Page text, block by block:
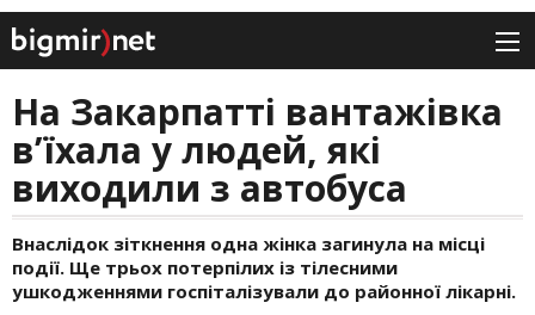
На Закарпатті вантажівка
в’їхала у людей, які
виходили з автобуса
Внаслідок зіткнення одна жінка загинула на місці
події. Ще трьох потерпілих із тілесними
ушкодженнями госпіталізували до районної лікарні.